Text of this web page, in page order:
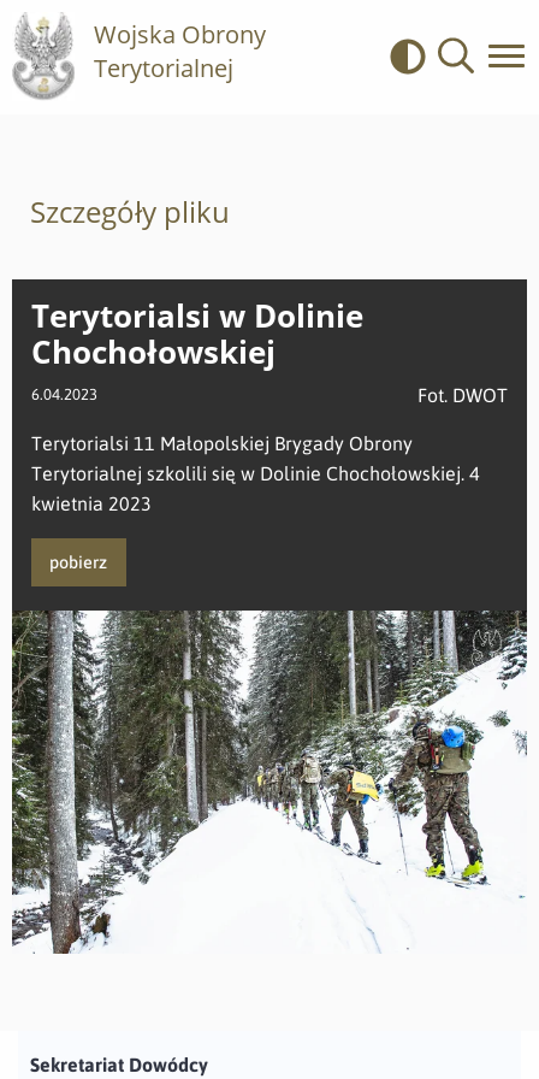
Wojska Obrony
Terytorialnej
Kontrast
Szczegóły pliku
Terytorialsi w Dolinie
Chochołowskiej
6.04.2023 Fot. DWOT
Terytorialsi 11 Małopolskiej Brygady Obrony
Terytorialnej szkolili się w Dolinie Chochołowskiej. 4
kwietnia 2023
pobierz
Sekretariat Dowódcy